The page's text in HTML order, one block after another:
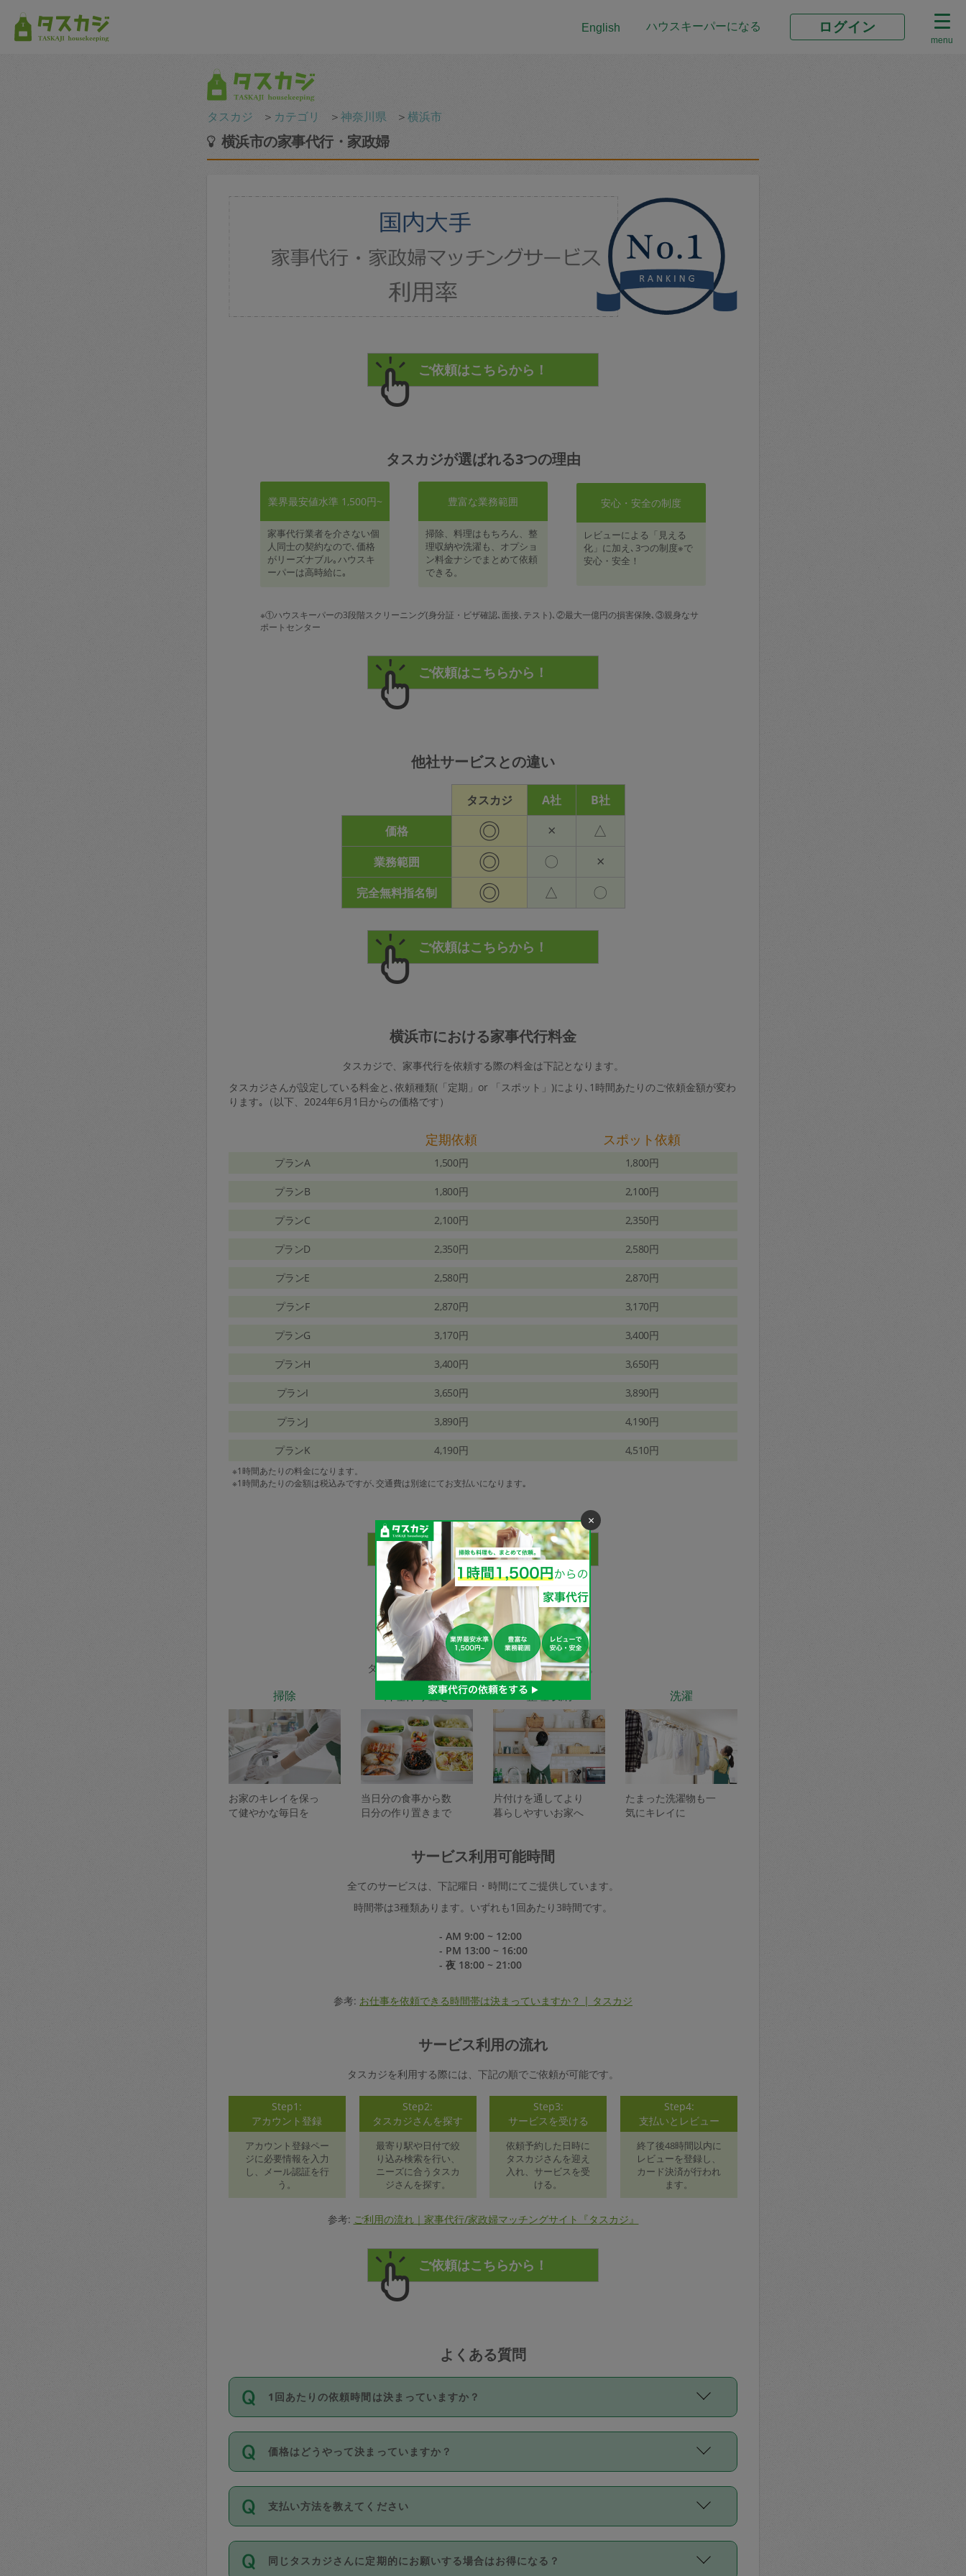
English ハウスキーパーになる ログイン
menu
タスカジ ＞ カテゴリ ＞神奈川県 ＞横浜市
横浜市の家事代行・家政婦
タスカジが選ばれる3つの理由
業界最安値水準 1,500円~
家事代行業者を介さない個
人同士の契約なので､価格
がリーズナブル｡ハウスキ
ーパーは高時給に｡
豊富な業務範囲
掃除、料理はもちろん、整
理収納や洗濯も、オプショ
ン料金ナシでまとめて依頼
できる。
安心・安全の制度
レビューによる「見える
化」に加え､3つの制度※で
安心・安全！
※①ハウスキーパーの3段階スクリーニング(身分証・ビザ確認､面接､テスト)､②最大一億円の損害保険､③親身なサ
ポートセンター
他社サービスとの違い
タスカジ A社
B社
価格
◎ × △
業務範囲 ◎ 〇 ×
完全無料指名制 ◎ △ 〇
横浜市における家事代行料金
タスカジで、家事代行を依頼する際の料金は下記となります。
タスカジさんが設定している料金と､依頼種類(「定期」or 「スポット」)により､1時間あたりのご依頼金額が変わ
ります｡（以下、2024年6月1日からの価格です）
定期依頼 スポット依頼
プランA 1,500円 1,800円
プランB 1,800円 2,100円
プランC 2,100円 2,350円
プランD 2,350円 2,580円
プランE 2,580円 2,870円
プランF 2,870円 3,170円
プランG 3,170円 3,400円
プランH 3,400円 3,650円
プランI 3,650円 3,890円
プランJ 3,890円 4,190円
プランK 4,190円 4,510円
※1時間あたりの料金になります。
※1時間あたりの金額は税込みですが､交通費は別途にてお支払いになります｡
家事代行サービスの種類
タスカジで依頼できるサービスは下記となります。
掃除
お家のキレイを保っ
て健やかな毎日を
料理作り置き
当日分の食事から数
日分の作り置きまで
整理収納
片付けを通してより
暮らしやすいお家へ
洗濯
たまった洗濯物も一
気にキレイに
サービス利用可能時間
全てのサービスは、下記曜日・時間にてご提供しています。
時間帯は3種類あります。いずれも1回あたり3時間です。
- AM 9:00 ~ 12:00
- PM 13:00 ~ 16:00
- 夜 18:00 ~ 21:00
参考: お仕事を依頼できる時間帯は決まっていますか？ | タスカジ
サービス利用の流れ
タスカジを利用する際には、下記の順でご依頼が可能です。
Step1:
アカウント登録
アカウント登録ペー
ジに必要情報を入力
し、メール認証を行
う。
Step2:
タスカジさんを探す
最寄り駅や日付で絞
り込み検索を行い、
ニーズに合うタスカ
ジさんを探す。
Step3:
サービスを受ける
依頼予約した日時に
タスカジさんを迎え
入れ、サービスを受
ける。
Step4:
支払いとレビュー
終了後48時間以内に
レビューを登録し、
カード決済が行われ
ます。
参考: ご利用の流れ｜家事代行/家政婦マッチングサイト『タスカジ』
よくある質問
1回あたりの依頼時間は決まっていますか？
依頼1回につき3時間固定です。3時間を超えて依頼したい場合は、延長機能をご利用くださ
い。機能をご利用いただくには、タスカジさんに事前に相談し、合意の上事前申請すること
が必要です。なお、3時間を下回っても、値引き等はございません。
価格はどうやって決まっていますか？
11種類の価格帯の中からタスカジさん自身が価格を選んで設定しています。
タスカジさんの価格設定には最初は制限があり、レビュー件数、レビューの平均値、などで
除々に設定可能な最高額が上がっていく仕組みになっています。
支払い方法を教えてください
お支払方法はクレジットカード（Visa／Master／JCB／AMERICAN EXPRESS／Diners
Club）のみとなります。
同じタスカジさんに定期的にお願いする場合はお得になる？
×